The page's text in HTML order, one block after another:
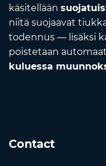
käsitellään
niitä suojaavat
todennus — lisäksi
poistetaan
kuluessa
Contact